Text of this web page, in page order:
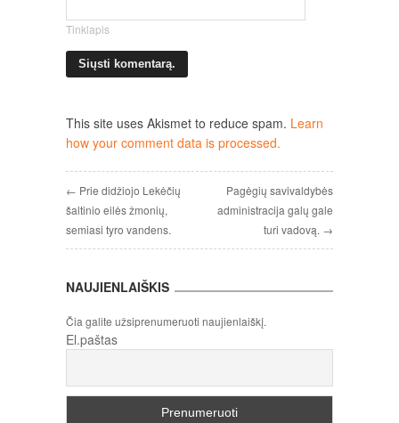
Tinklapis
This site uses Akismet to reduce spam. Learn
how your comment data is processed.
← Prie didžiojo Lekėčių
šaltinio eilės žmonių,
semiasi tyro vandens.
Pagėgių savivaldybės
administracija galų gale
turi vadovą. →
NAUJIENLAIŠKIS
Čia galite užsiprenumeruoti naujienlaiškį.
El.paštas